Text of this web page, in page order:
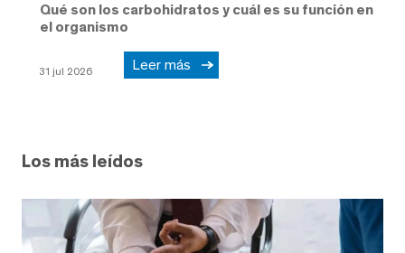
Qué son los carbohidratos y cuál es su función en
el organismo
31 jul 2026 Leer más
Los más leídos